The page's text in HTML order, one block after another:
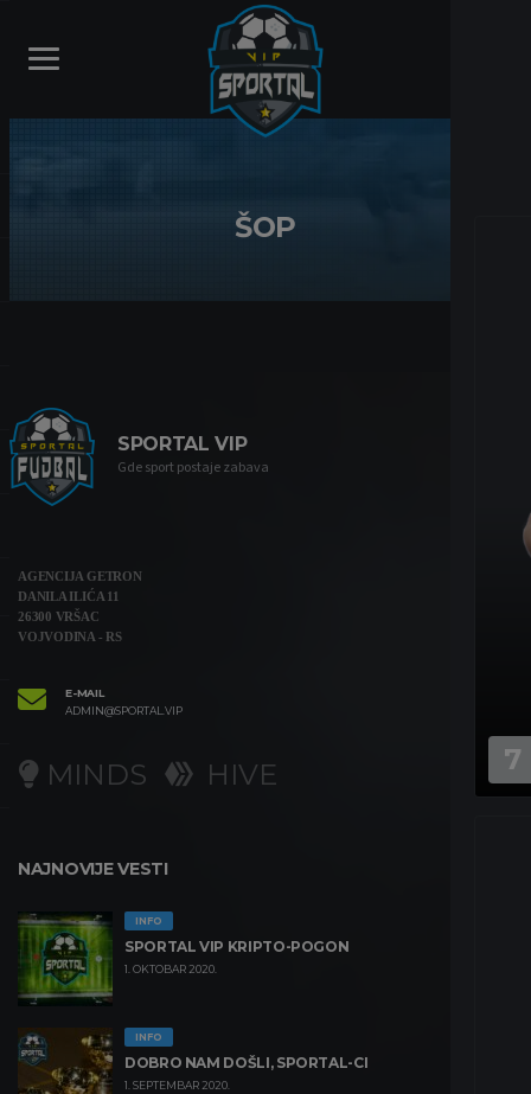
7
ŠOP
SPORTAL VIP
Gde sport postaje zabava
AGENCIJA GETRON
DANILA ILIĆA 11
26300 VRŠAC
VOJVODINA - RS
E-MAIL
ADMIN@SPORTAL.VIP
MINDS HIVE
NAJNOVIJE VESTI
INFO
SPORTAL VIP KRIPTO-POGON
1. OKTOBAR 2020.
INFO
DOBRO NAM DOŠLI, SPORTAL-CI
1. SEPTEMBAR 2020.